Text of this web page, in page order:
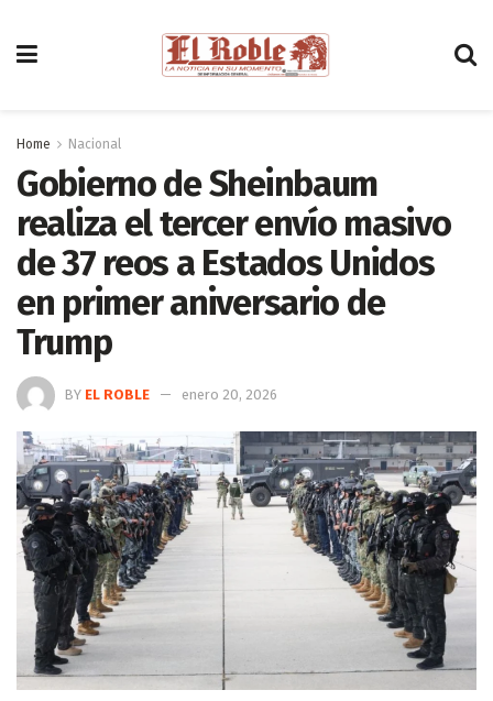
Home Nacional
Gobierno de Sheinbaum
realiza el tercer envío masivo
de 37 reos a Estados Unidos
en primer aniversario de
Trump
BY EL ROBLE enero 20, 2026